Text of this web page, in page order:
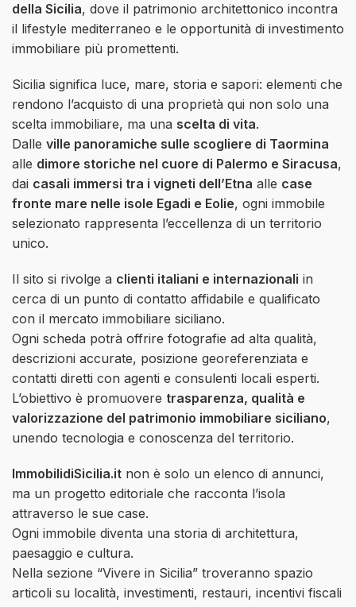
della Sicilia, dove il patrimonio architettonico incontra
il lifestyle mediterraneo e le opportunità di investimento
immobiliare più promettenti.
Sicilia significa luce, mare, storia e sapori: elementi che
rendono l’acquisto di una proprietà qui non solo una
scelta immobiliare, ma una scelta di vita.
Dalle ville panoramiche sulle scogliere di Taormina
alle dimore storiche nel cuore di Palermo e Siracusa,
dai casali immersi tra i vigneti dell’Etna alle case
fronte mare nelle isole Egadi e Eolie, ogni immobile
selezionato rappresenta l’eccellenza di un territorio
unico.
Il sito si rivolge a clienti italiani e internazionali in
cerca di un punto di contatto affidabile e qualificato
con il mercato immobiliare siciliano.
Ogni scheda potrà offrire fotografie ad alta qualità,
descrizioni accurate, posizione georeferenziata e
contatti diretti con agenti e consulenti locali esperti.
L’obiettivo è promuovere trasparenza, qualità e
valorizzazione del patrimonio immobiliare siciliano,
unendo tecnologia e conoscenza del territorio.
ImmobilidiSicilia.it non è solo un elenco di annunci,
ma un progetto editoriale che racconta l’isola
attraverso le sue case.
Ogni immobile diventa una storia di architettura,
paesaggio e cultura.
Nella sezione “Vivere in Sicilia” troveranno spazio
articoli su località, investimenti, restauri, incentivi fiscali